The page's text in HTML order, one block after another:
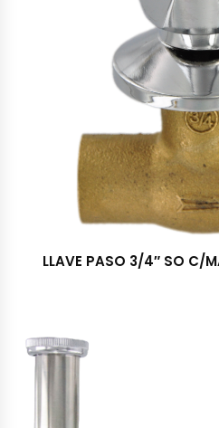
LLAVE PASO 3/4″ SO C/